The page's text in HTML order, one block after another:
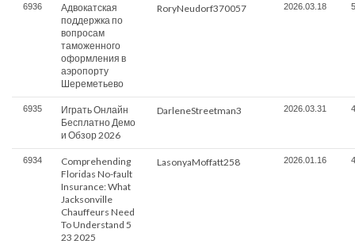
6936
Адвокатская
поддержка по
вопросам
таможенного
оформления в
аэропорту
Шереметьево
RoryNeudorf370057 2026.03.18
6935
Играть Онлайн
Бесплатно Демо
и Обзор 2026
DarleneStreetman3 2026.03.31
6934
Comprehending
Floridas No-fault
Insurance: What
Jacksonville
Chauffeurs Need
To Understand 5
23 2025
LasonyaMoffatt258 2026.01.16